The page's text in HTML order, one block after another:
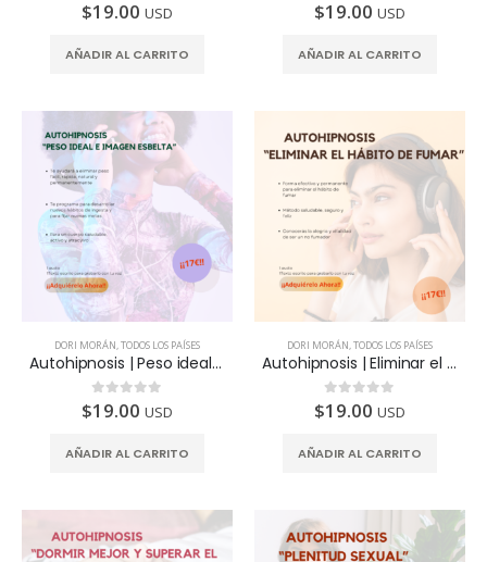
0 de 5
$19.00 USD
AÑADIR AL CARRITO
0 de 5
$19.00 USD
AÑADIR AL CARRITO
DORI MORÁN,TODOS LOS PAÍSES
Autohipnosis | Peso ideal e imagen esbelta
0 de 5
$19.00 USD
AÑADIR AL CARRITO
DORI MORÁN,TODOS LOS PAÍSES
Autohipnosis | Eliminar el hábito de fumar
0 de 5
$19.00 USD
AÑADIR AL CARRITO
0de 5
$19.00 0de 5
$19.00